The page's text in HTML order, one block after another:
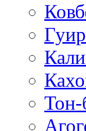
Тон-